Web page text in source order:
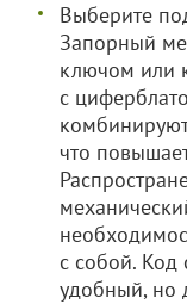
Выберите
Запорный
ключом или
с
что
с собой.
удобный, но